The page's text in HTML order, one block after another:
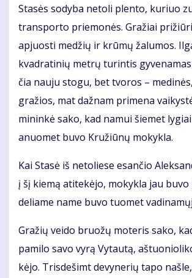
Sta­sės so­dy­ba ne­to­li plen­to, ku­riuo
trans­por­to prie­mo­nės. Gra­žiai
ap­juos­ti me­džių ir krū­mų ža­lu­mos.
kvad­ra­ti­nių met­rų tu­rin­tis
čia nau­ju sto­gu, bet tvo­ros –
gra­žios, mat daž­nam pri­me­na
mi­nin­kė sa­ko, kad na­mui šie­met
anuo­met bu­vo Kru­žiū­nų mo­kyk­la.
Kai Sta­sė iš ne­to­lie­se esan­čio
į šį kie­mą ati­te­kė­jo, mo­kyk­la jau
de­lia­me na­me bu­vo tuo­met
Gra­žių vei­do bruo­žų mo­te­ris sa­ko,
pa­mi­lo sa­vo vy­rą Vy­tau­tą,
kė­jo. Tris­de­šimt de­vy­ne­rių ta­po